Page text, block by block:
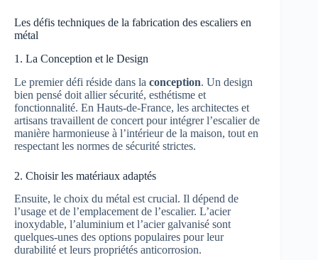
Les défis techniques de la fabrication des escaliers en
métal
1. La Conception et le Design
Le premier défi réside dans la conception. Un design
bien pensé doit allier sécurité, esthétisme et
fonctionnalité. En Hauts-de-France, les architectes et
artisans travaillent de concert pour intégrer l’escalier de
manière harmonieuse à l’intérieur de la maison, tout en
respectant les normes de sécurité strictes.
2. Choisir les matériaux adaptés
Ensuite, le choix du métal est crucial. Il dépend de
l’usage et de l’emplacement de l’escalier. L’acier
inoxydable, l’aluminium et l’acier galvanisé sont
quelques-unes des options populaires pour leur
durabilité et leurs propriétés anticorrosion.